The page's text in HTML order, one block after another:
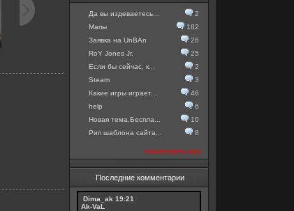
Да вы издеваетесь...
2
Мапы
182
Заявка на UnBAn
26
RoY Jones Jr.
25
Если бы сейчас, к...
2
Steam
3
Какие игры играет...
46
help
6
Новая тема.Беспла...
10
Рип шаблона сайта...
8
посмотреть все
Последние комментарии
Dima_ak 19:21
Ak-VaL